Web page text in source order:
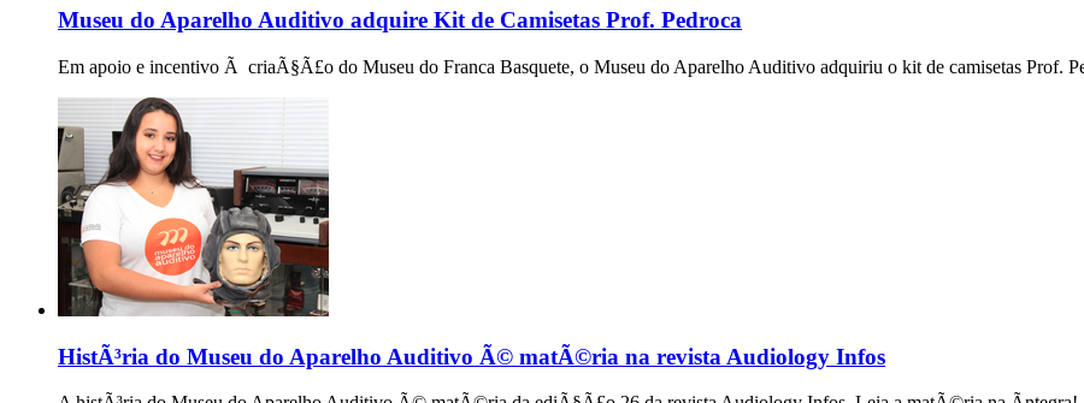
Museu do Aparelho Auditivo adquire Kit de Camisetas Prof. Pedroca
Em apoio e incentivo Ã criaÃ§Ã£o do Museu do Franca Basquete, o Museu do Aparelho Auditivo adquiriu o kit de camisetas Prof.
HistÃ³ria do Museu do Aparelho Auditivo Ã© matÃ©ria na revista Audiology Infos